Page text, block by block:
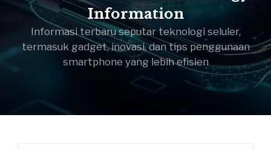
Information
Informasi terbaru seputar teknologi seluler,
termasuk gadget, inovasi, dan tips penggunaan
smartphone yang lebih efisien